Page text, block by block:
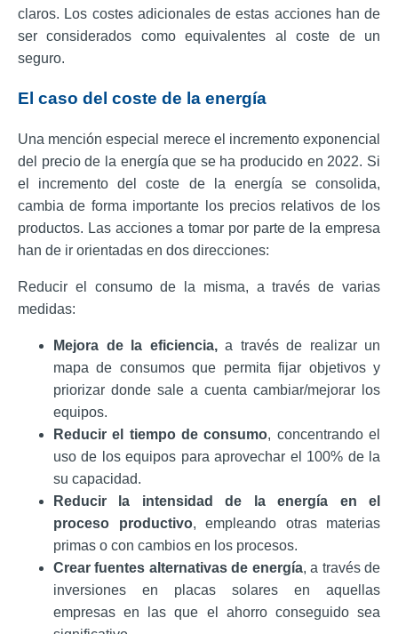
claros. Los costes adicionales de estas acciones han de
ser considerados como equivalentes al coste de un
seguro.
El caso del coste de la energía
Una mención especial merece el incremento exponencial
del precio de la energía que se ha producido en 2022. Si
el incremento del coste de la energía se consolida,
cambia de forma importante los precios relativos de los
productos. Las acciones a tomar por parte de la empresa
han de ir orientadas en dos direcciones:
Reducir el consumo de la misma, a través de varias
medidas:
Mejora de la eficiencia,a través de realizar un
mapa de consumos que permita fijar objetivos y
priorizar donde sale a cuenta cambiar/mejorar los
equipos.
Reducir el tiempo de consumo, concentrando el
uso de los equipos para aprovechar el 100% de la
su capacidad.
Reducir la intensidad de la energía en el
proceso productivo, empleando otras materias
primas o con cambios en los procesos.
Crear fuentes alternativas de energía, a través de
inversiones en placas solares en aquellas
empresas en las que el ahorro conseguido sea